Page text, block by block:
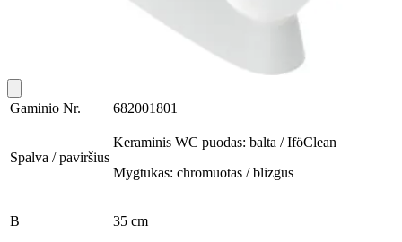
Gaminio Nr. 682001801
Spalva / paviršius
Keraminis WC puodas: balta / IföClean
Mygtukas: chromuotas / blizgus
B 35 cm